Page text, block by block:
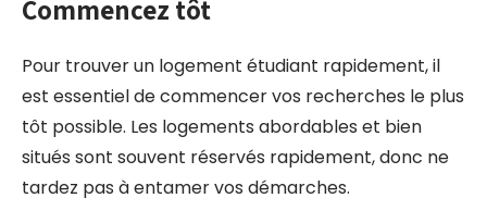
Commencez tôt
Pour trouver un logement étudiant rapidement, il
est essentiel de commencer vos recherches le plus
tôt possible. Les logements abordables et bien
situés sont souvent réservés rapidement, donc ne
tardez pas à entamer vos démarches.